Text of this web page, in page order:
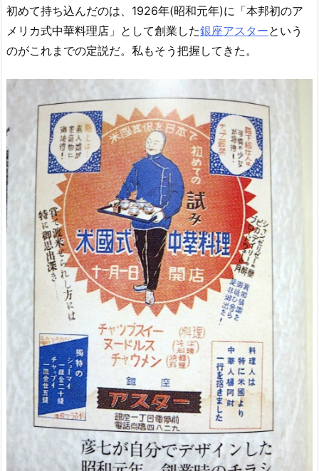
初めて持ち込んだのは、1926年(昭和元年)に「本邦初のア
メリカ式中華料理店」として創業した銀座アスターという
のがこれまでの定説だ。私もそう把握してきた。